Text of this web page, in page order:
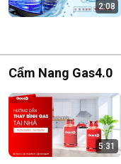
2:08
Cẩm Nang Gas4.0
5:31